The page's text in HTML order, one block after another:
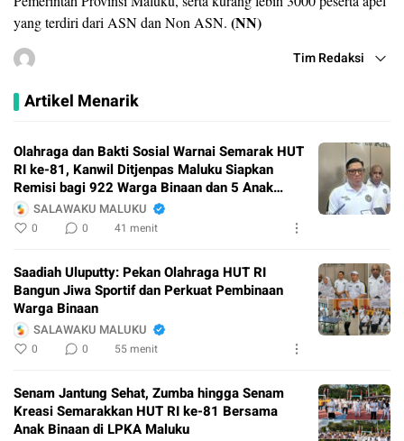
yang terdiri dari ASN dan Non ASN. (NN)
Tim Redaksi
Artikel Menarik
Olahraga dan Bakti Sosial Warnai Semarak HUT
RI ke-81, Kanwil Ditjenpas Maluku Siapkan
Remisi bagi 922 Warga Binaan dan 5 Anak
BinaanSALAWAKU MALUKU
0 0 41 menit
Saadiah Uluputty: Pekan Olahraga HUT RI
Bangun Jiwa Sportif dan Perkuat Pembinaan
Warga Binaan
SALAWAKU MALUKU
0 0 55 menit
Senam Jantung Sehat, Zumba hingga Senam
Kreasi Semarakkan HUT RI ke-81 Bersama
Anak Binaan di LPKA Maluku